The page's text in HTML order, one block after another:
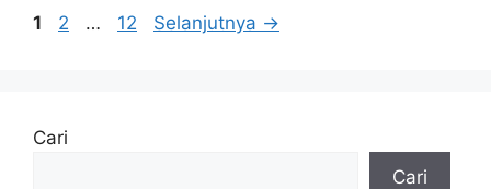
Halaman
1 Halaman
2 … Halaman
12 Selanjutnya →
Cari
Cari